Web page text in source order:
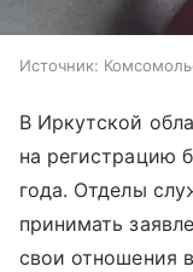
Источник:
В Иркутской
на регистрацию
года. Отделы
принимать
свои отношения